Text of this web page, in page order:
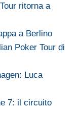
ritorna a
a Berlino
Poker Tour di
Luca
7: il circuito